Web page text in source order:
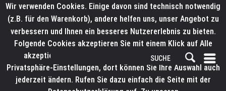
Wir verwenden Cookies. Einige davon sind technisch notwendig
(z.B. für den Warenkorb), andere helfen uns, unser Angebot zu
verbessern und Ihnen ein besseres Nutzererlebnis zu bieten.
Folgende Cookies akzeptieren Sie mit einem Klick auf Alle
akzeptieren. Weitere Informationen finden Sie in den
Privatsphäre-Einstellungen, dort können Sie Ihre Auswahl auch
jederzeit ändern. Rufen Sie dazu einfach die Seite mit der